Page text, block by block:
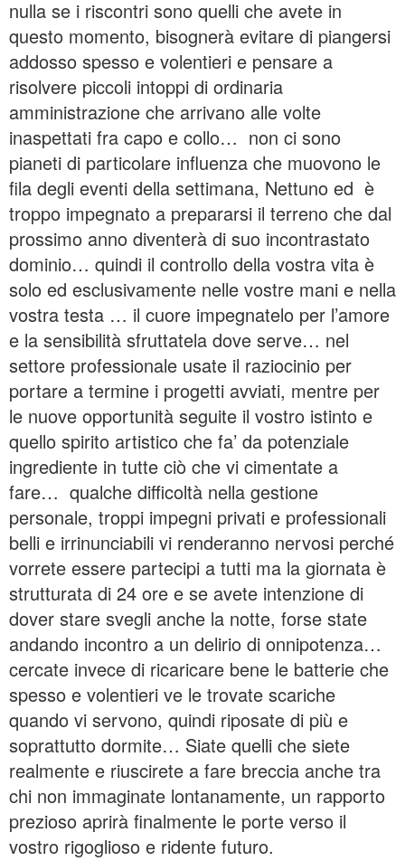
nulla se i riscontri sono quelli che avete in
questo momento, bisognerà evitare di piangersi
addosso spesso e volentieri e pensare a
risolvere piccoli intoppi di ordinaria
amministrazione che arrivano alle volte
inaspettati fra capo e collo… non ci sono
pianeti di particolare influenza che muovono le
fila degli eventi della settimana, Nettuno ed è
troppo impegnato a prepararsi il terreno che dal
prossimo anno diventerà di suo incontrastato
dominio… quindi il controllo della vostra vita è
solo ed esclusivamente nelle vostre mani e nella
vostra testa … il cuore impegnatelo per l’amore
e la sensibilità sfruttatela dove serve… nel
settore professionale usate il raziocinio per
portare a termine i progetti avviati, mentre per
le nuove opportunità seguite il vostro istinto e
quello spirito artistico che fa’ da potenziale
ingrediente in tutte ciò che vi cimentate a
fare… qualche difficoltà nella gestione
personale, troppi impegni privati e professionali
belli e irrinunciabili vi renderanno nervosi perché
vorrete essere partecipi a tutti ma la giornata è
strutturata di 24 ore e se avete intenzione di
dover stare svegli anche la notte, forse state
andando incontro a un delirio di onnipotenza…
cercate invece di ricaricare bene le batterie che
spesso e volentieri ve le trovate scariche
quando vi servono, quindi riposate di più e
soprattutto dormite… Siate quelli che siete
realmente e riuscirete a fare breccia anche tra
chi non immaginate lontanamente, un rapporto
prezioso aprirà finalmente le porte verso il
vostro rigoglioso e ridente futuro.